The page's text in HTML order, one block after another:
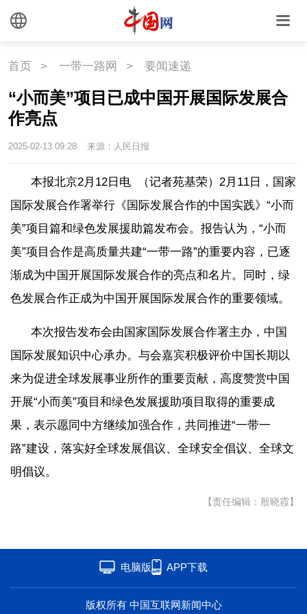
文创
时尚
悦读 民藏
中国瓷
国情
海洋 草原 湾区
联盟 心理 老年
首页 > 一带一路网 > 要闻速递
“小而美”项目已成中国开展国际发展合
作亮点
2025-02-13 09:28 来源：人民日报
本报北京2月12日电 （记者苑基荣）2月11日，国家
国际发展合作署举行《国际发展合作的中国实践》“小而
美”项目篇和绿色发展援助篇发布会。报告认为，“小而
美”项目合作是高质量共建“一带一路”的重要内容，已逐
渐成为中国开展国际发展合作的亮点和名片。同时，绿
色发展合作正成为中国开展国际发展合作的重要领域。
本次报告发布会由国家国际发展合作署主办，中国
国际发展知识中心承办。与会嘉宾积极评价中国长期以
来为促进全球发展事业所作的重要贡献，高度赞赏中国
开展“小而美”项目和绿色发展援助项目取得的重要成
果，表示愿同中方继续加强合作，共同推进“一带一
路”建设，落实好全球发展倡议、全球安全倡议、全球文
明倡议。
【责任编辑：殷晓霞】
电脑版 APP下载
版权所有 中国互联网新闻中心